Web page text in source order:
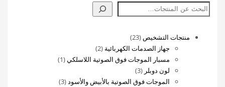
البحث
منتجات التشخيص 23
23
منتج
جهاز الصدمات الكهربائية 2
2
منتجات
مسبار الموجات فوق الصوتية اللاسلكي 1
واحد
لون دوبلر 3
3
منتجات
الموجات فوق الصوتية بالأبيض والأسود 3
3